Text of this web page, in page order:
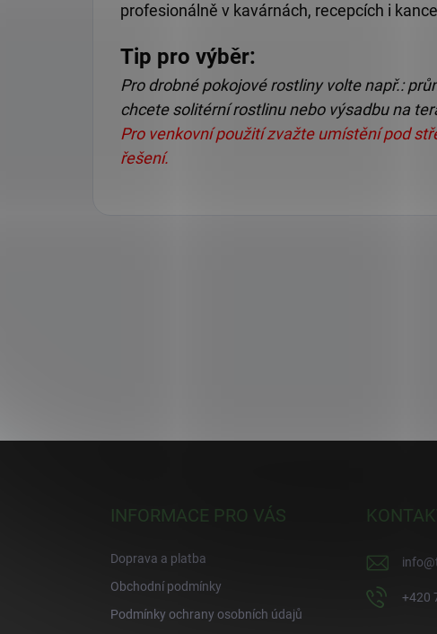
profesionálně v kavárnách, recepcích i
Tip pro výběr:
Pro drobné pokojové rostliny volte např.:
chcete solitérní rostlinu nebo výsadbu na
Pro venkovní použití zvažte umístění pod
řešení.
INFORMACE PRO VÁS
Doprava a platba
Obchodní podmínky
Podmínky ochrany osobních údajů
info@
+420